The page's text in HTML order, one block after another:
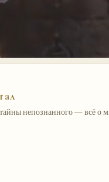
непознанного — всё о